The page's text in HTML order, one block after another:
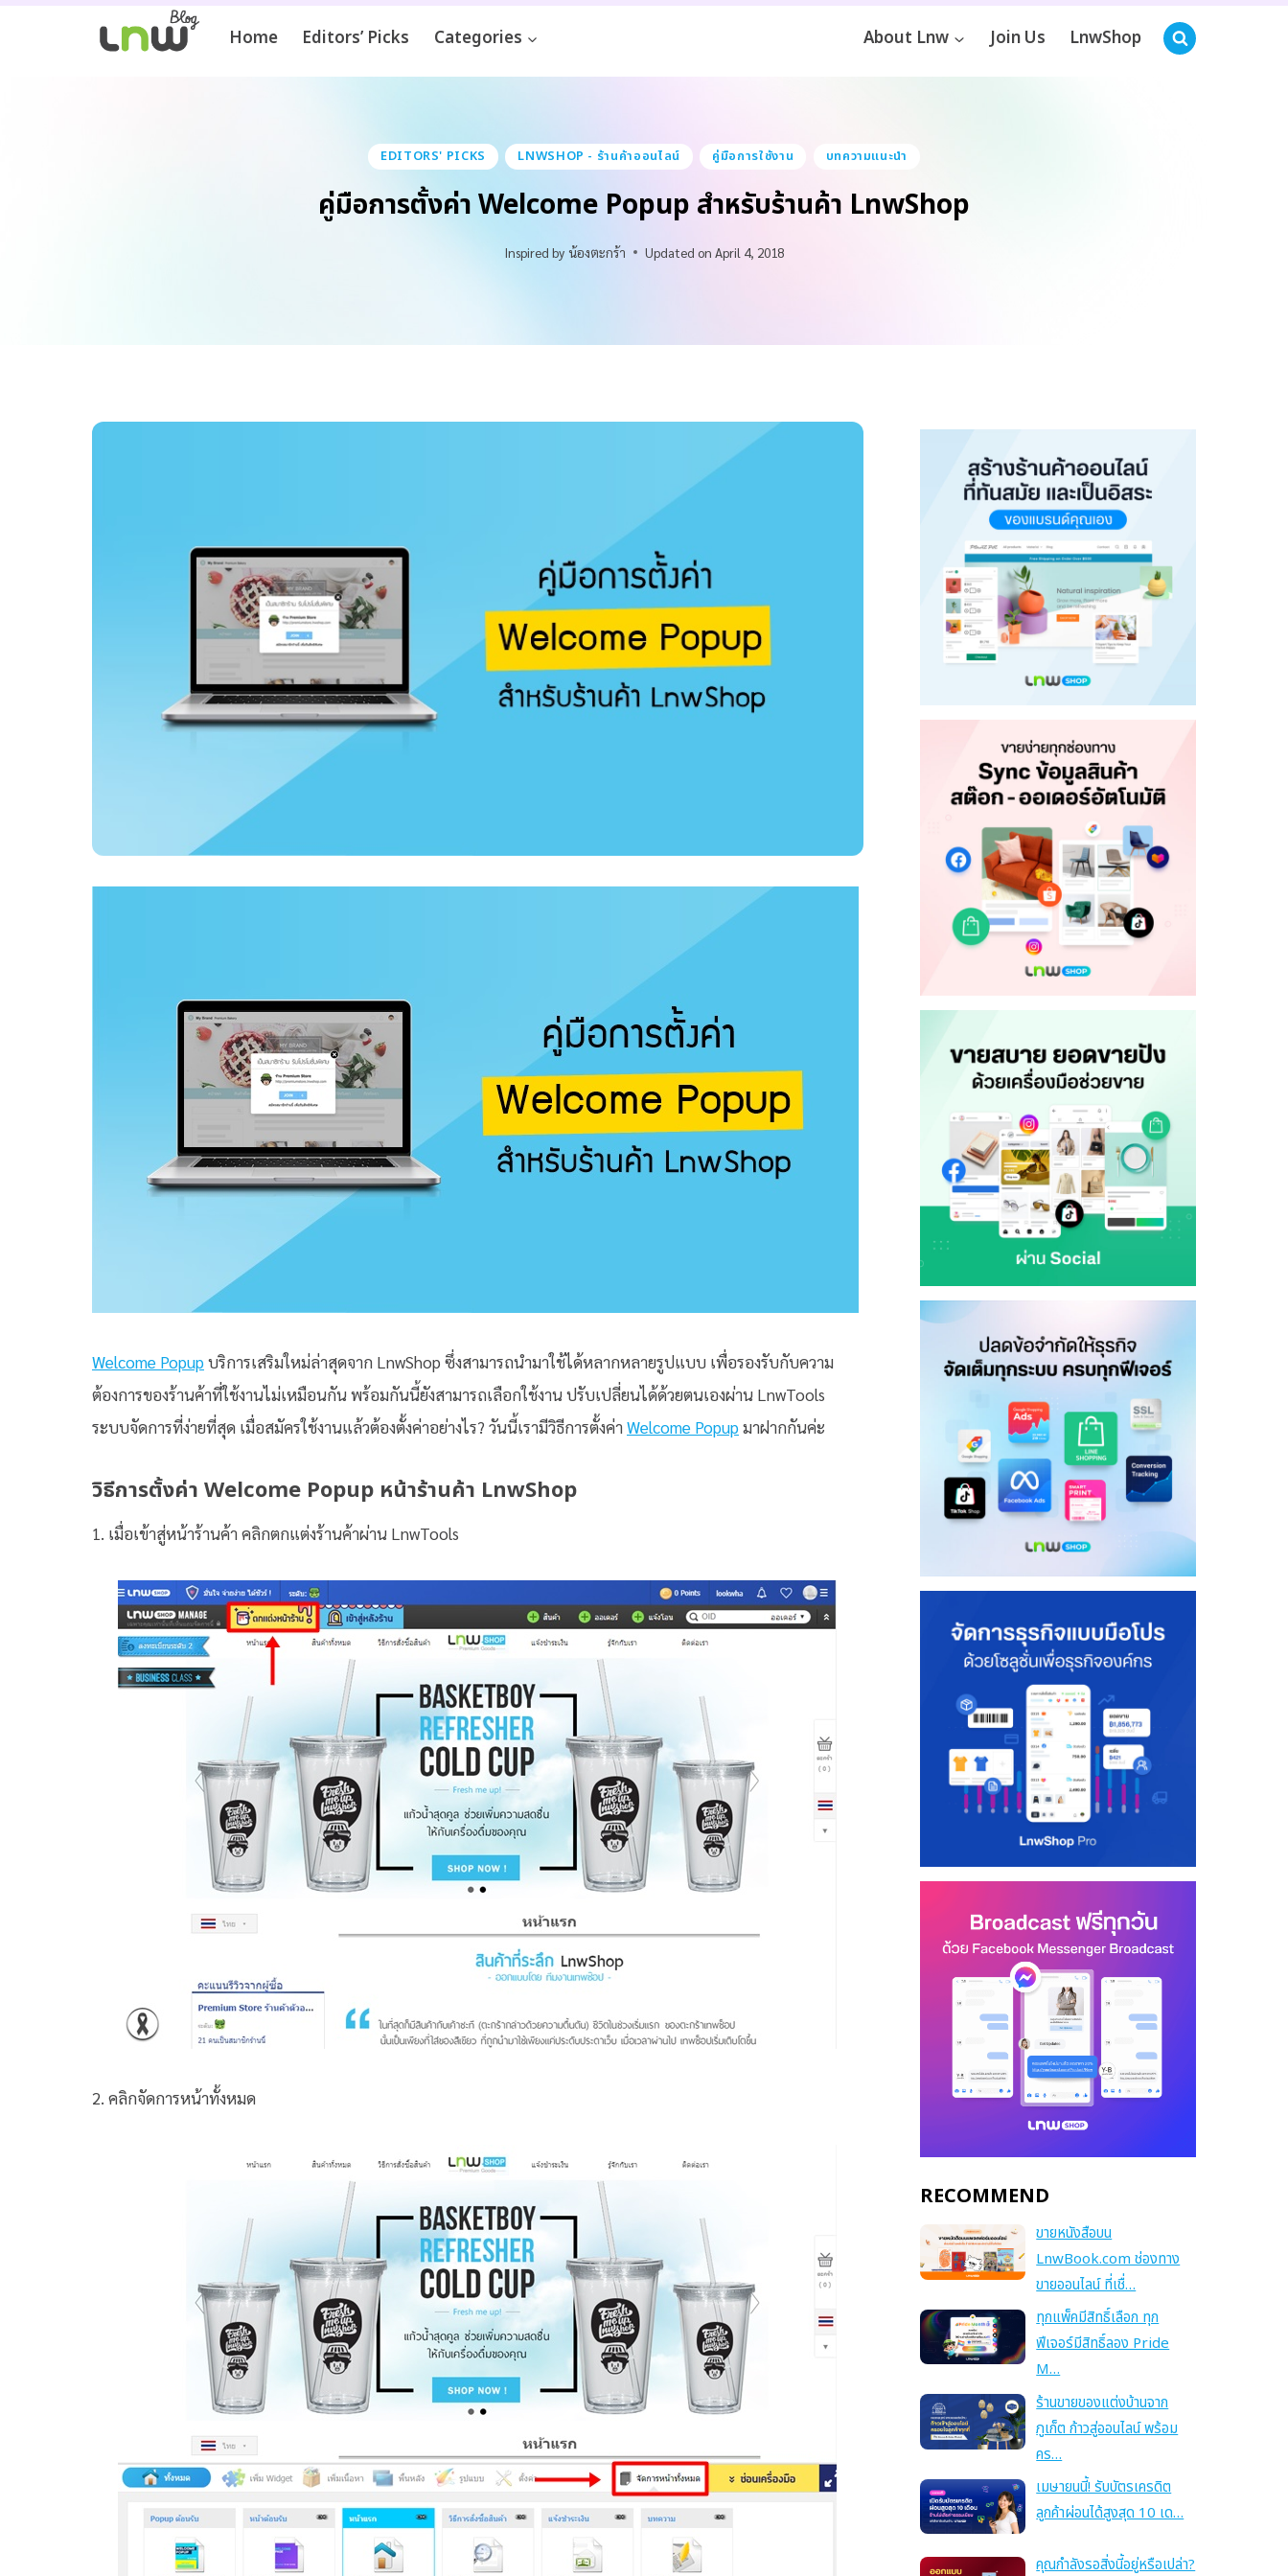
Home Editors’ Picks Categories About Lnw Join Us LnwShop
EDITORS' PICKS LNWSHOP - ร้านค้าออนไลน์ คู่มือการใช้งาน บทความแนะนำ
คู่มือการตั้งค่า Welcome Popup สำหรับร้านค้า LnwShop
Inspired by น้องตะกร้า Updated on April 4, 2018
Welcome Popupบริการเสริมใหม่ล่าสุดจาก LnwShop ซึ่งสามารถนำมาใช้ได้หลากหลายรูปแบบ เพื่อรองรับกับความ
ต้องการของร้านค้าที่ใช้งานไม่เหมือนกัน พร้อมกันนี้ยังสามารถเลือกใช้งาน ปรับเปลี่ยนได้ด้วยตนเองผ่าน LnwTools
ระบบจัดการที่ง่ายที่สุด เมื่อสมัครใช้งานแล้วต้องตั้งค่าอย่างไร? วันนี้เรามีวิธีการตั้งค่า Welcome Popupมาฝากกันค่ะ
วิธีการตั้งค่า Welcome Popup หน้าร้านค้า LnwShop
1. เมื่อเข้าสู่หน้าร้านค้า คลิกตกแต่งร้านค้าผ่าน LnwTools
2. คลิกจัดการหน้าทั้งหมด
RECOMMEND
ขายหนังสือบน
LnwBook.com ช่องทาง
ขายออนไลน์ ที่เชื่…
ทุกแพ็คมีสิทธิ์เลือก ทุก
ฟีเจอร์มีสิทธิ์ลอง Pride
M…
ร้านขายของแต่งบ้านจาก
ภูเก็ต ก้าวสู่ออนไลน์ พร้อม
คร…
เมษายนนี้! รับบัตรเครดิต
ลูกค้าผ่อนได้สูงสุด 10 เด…
คุณกำลังรอสิ่งนี้อยู่หรือเปล่า?